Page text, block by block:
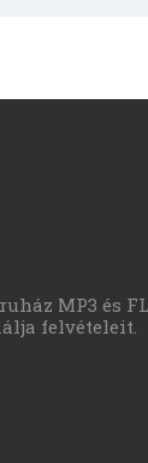
MP3 és
felvételeit.